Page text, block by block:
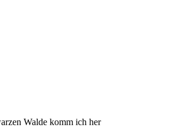
Walde komm ich her